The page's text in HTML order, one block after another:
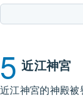
5 近江神宮
近江神宮的神殿